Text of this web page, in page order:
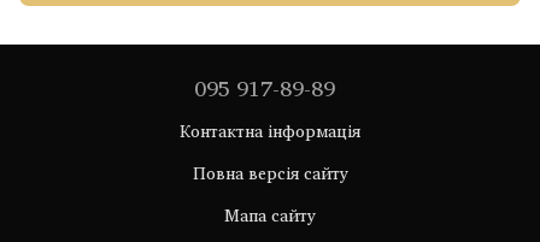
095 917-89-89
Контактна інформація
Повна версія сайту
Мапа сайту